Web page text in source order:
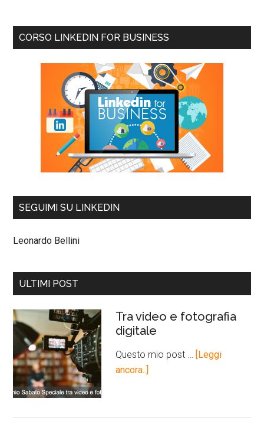
CORSO LINKEDIN FOR BUSINESS
SEGUIMI SU LINKEDIN
Leonardo Bellini
ULTIMI POST
Tra video e fotografia
digitale
Questo mio post …
[Leggi
ancora..]